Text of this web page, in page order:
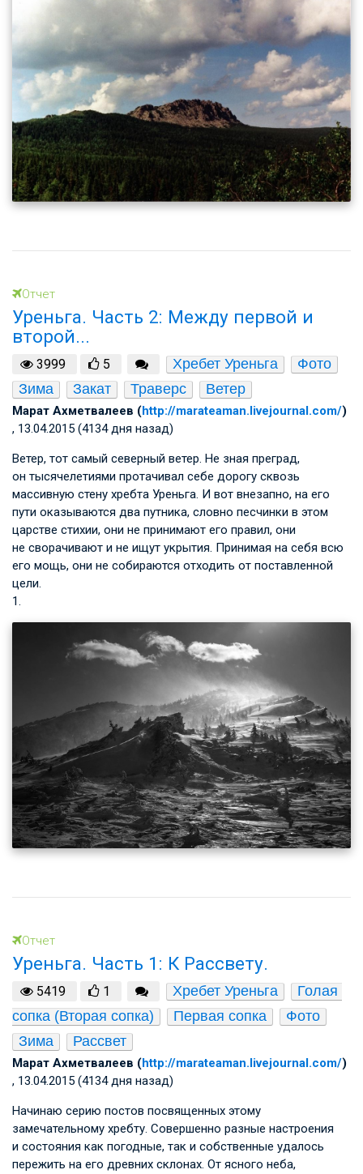
Отчет
Уреньга. Часть 2: Между первой и
второй...
3999 5 Хребет Уреньга
Фото
Зима
Закат Траверс Ветер
Марат Ахметвалеев (http://marateaman.livejournal.com/)
, 13.04.2015 (4134 дня назад)
Ветер, тот самый северный ветер. Не зная преград,
он тысячелетиями протачивал себе дорогу сквозь
массивную стену хребта Уреньга. И вот внезапно, на его
пути оказываются два путника, словно песчинки в этом
царстве стихии, они не принимают его правил, они
не сворачивают и не ищут укрытия. Принимая на себя всю
его мощь, они не собираются отходить от поставленной
цели.
1.
Отчет
Уреньга. Часть 1: К Рассвету.
5419 1 Хребет Уреньга
Голая
сопка (Вторая сопка)
Первая сопка
Фото
Зима
Рассвет
Марат Ахметвалеев (http://marateaman.livejournal.com/)
, 13.04.2015 (4134 дня назад)
Начинаю серию постов посвященных этому
замечательному хребту. Совершенно разные настроения
и состояния как погодные, так и собственные удалось
пережить на его древних склонах. От ясного неба,